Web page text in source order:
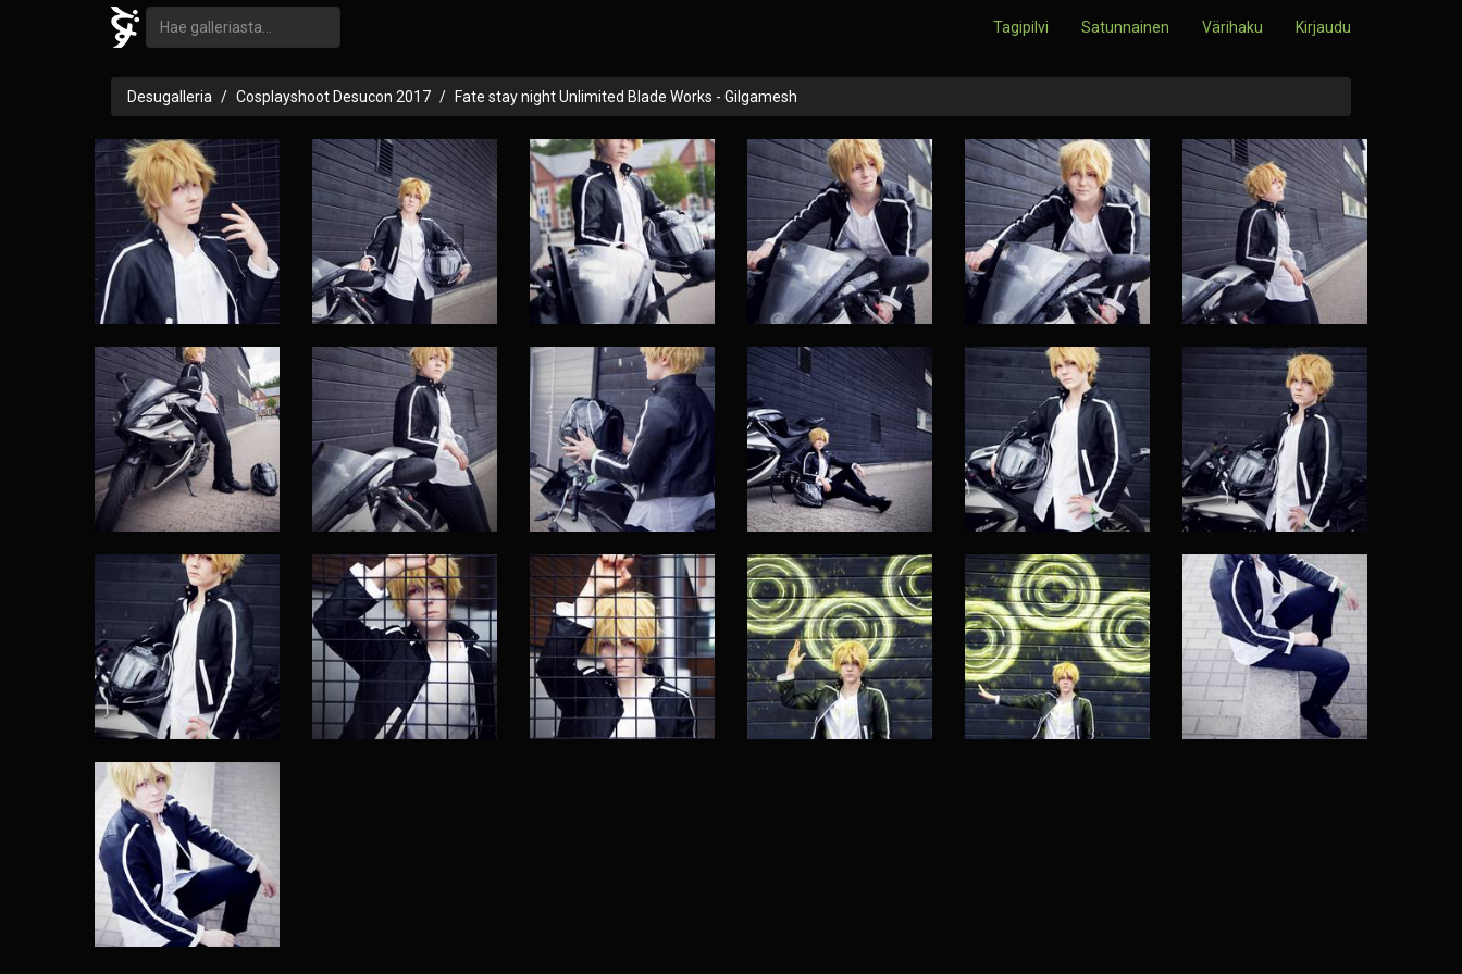
Tagipilvi Satunnainen Värihaku Kirjaudu
Desugalleria Cosplayshoot Desucon 2017 Fate stay night Unlimited Blade Works - Gilgamesh